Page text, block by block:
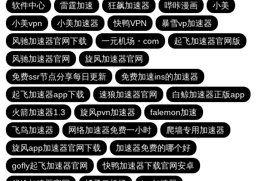
软件中心
雷霆加速 狂飙加速器 哔咔漫画
小美
小美vpn
小美加速器 快鸭VPN
暴雪vp加速器
风驰加速器官网下载
一元机场・com
起飞加速器官网版
风驰加速器官网
旋风加速器官网
免费ssr节点分享每日更新
免费加速ins的加速器
起飞加速器app下载
速狼加速器官网
白鲸加速器正版app
火箭加速器1.3
旋风pvn加速器
falemon加速
飞鸟加速器
网络加速器免费一小时
爬墙专用加速器
旋风app加速器官网下载
加速器免费的哪个好
gofly起飞加速器官网
快鸭加速器下载官网安卓